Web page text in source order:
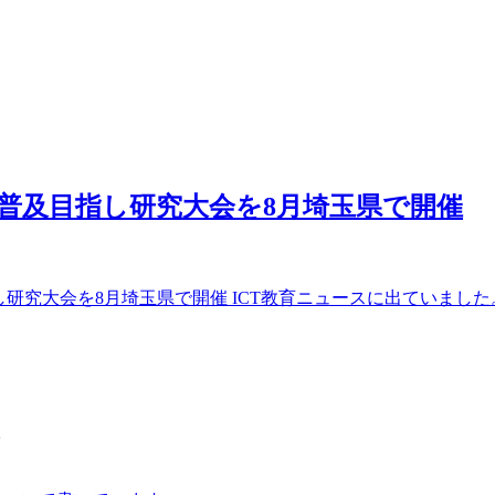
及目指し研究大会を8月埼玉県で開催
究大会を8月埼玉県で開催 ICT教育ニュースに出ていました